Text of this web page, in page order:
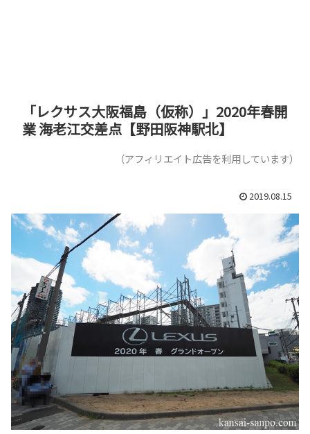
「レクサス大阪福島（仮称）」2020年春開
業 海老江交差点【野田阪神駅北】
（アフィリエイト広告を利用しています）
2019.08.15